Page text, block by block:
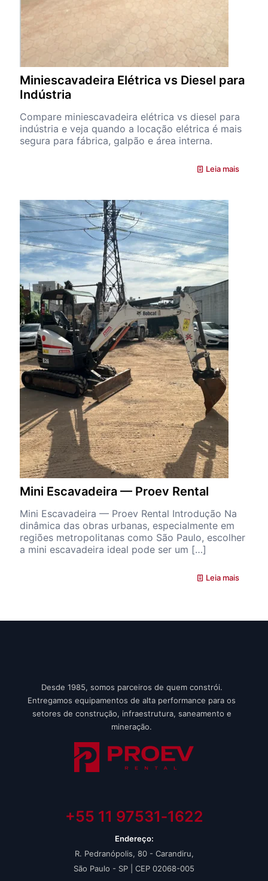
Miniescavadeira Elétrica vs Diesel para
Indústria
Compare miniescavadeira elétrica vs diesel para
indústria e veja quando a locação elétrica é mais
segura para fábrica, galpão e área interna.
Leia mais
Mini Escavadeira — Proev Rental
Mini Escavadeira — Proev Rental Introdução Na
dinâmica das obras urbanas, especialmente em
regiões metropolitanas como São Paulo, escolher
a mini escavadeira ideal pode ser um […]
Leia mais
Desde 1985, somos parceiros de quem constrói.
Entregamos equipamentos de alta performance para os
setores de construção, infraestrutura, saneamento e
mineração.
+55 11 97531‑1622‬
Endereço:
R. Pedranópolis, 80 - Carandiru,
São Paulo - SP | CEP 02068-005